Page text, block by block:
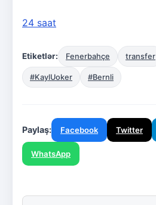
24 saat
Etiketlər: Fenerbahçe transfer
#KaylUoker #Bernli
Paylaş: Facebook Twitter
WhatsApp